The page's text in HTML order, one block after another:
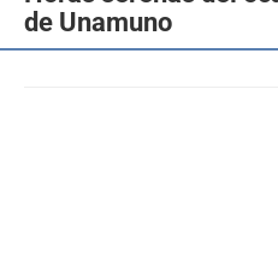
de Unamuno